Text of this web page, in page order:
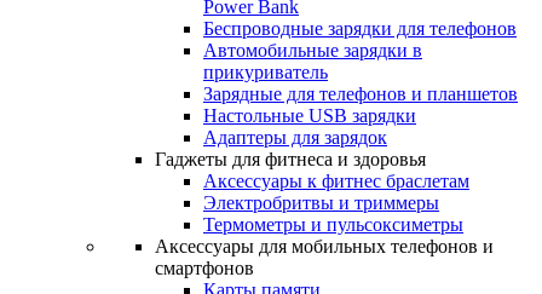
Power Bank
Беспроводные зарядки для телефонов
Автомобильные зарядки в
прикуриватель
Зарядные для телефонов и планшетов
Настольные USB зарядки
Адаптеры для зарядок
Гаджеты для фитнеса и здоровья
Аксессуары к фитнес браслетам
Электробритвы и триммеры
Термометры и пульсоксиметры
Аксессуары для мобильных телефонов и
смартфонов